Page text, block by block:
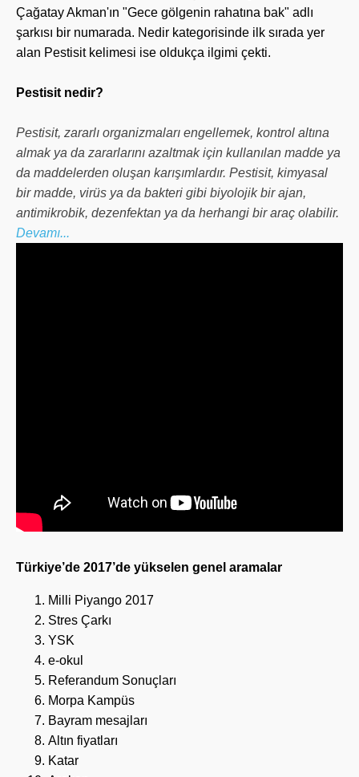
Çağatay Akman'ın "Gece gölgenin rahatına bak" adlı
şarkısı bir numarada. Nedir kategorisinde ilk sırada yer
alan Pestisit kelimesi ise oldukça ilgimi çekti.
Pestisit nedir?
Pestisit, zararlı organizmaları engellemek, kontrol altına
almak ya da zararlarını azaltmak için kullanılan madde ya
da maddelerden oluşan karışımlardır. Pestisit, kimyasal
bir madde, virüs ya da bakteri gibi biyolojik bir ajan,
antimikrobik, dezenfektan ya da herhangi bir araç olabilir.
Devamı...
Türkiye’de 2017’de yükselen genel aramalar
Milli Piyango 2017
Stres Çarkı
YSK
e-okul
Referandum Sonuçları
Morpa Kampüs
Bayram mesajları
Altın fiyatları
Katar